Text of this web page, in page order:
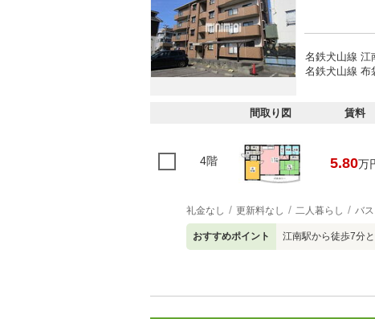
名鉄犬山線 江
名鉄犬山線 布
間取り図 賃料
4階 5.80万
礼金なし 更新料なし 二人暮らし バ
おすすめポイント 江南駅から徒歩7分